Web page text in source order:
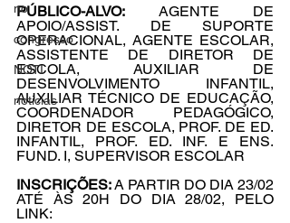
no
congresso
NOTI
noticias
PÚBLICO-ALVO: AGENTE DE
APOIO/ASSIST. DE SUPORTE
OPERACIONAL, AGENTE ESCOLAR,
ASSISTENTE DE DIRETOR DE
ESCOLA, AUXILIAR DE
DESENVOLVIMENTO INFANTIL,
AUXILIAR TÉCNICO DE EDUCAÇÃO,
COORDENADOR PEDAGÓGICO,
DIRETOR DE ESCOLA, PROF. DE ED.
INFANTIL, PROF. ED. INF. E ENS.
FUND. I, SUPERVISOR ESCOLAR
INSCRIÇÕES: A PARTIR DO DIA 23/02
ATÉ ÀS 20H DO DIA 28/02, PELO
LINK: